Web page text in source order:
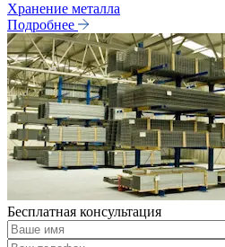
Хранение металла
Подробнее
Бесплатная консультация